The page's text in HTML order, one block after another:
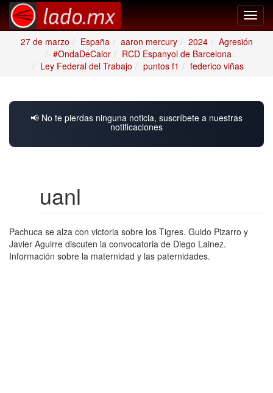
27 de marzo
España aaron mercury 2024
Agresión
#OndaDeCalor
RCD Espanyol de Barcelona
Ley Federal del Trabajo
puntos f1 federico viñas
📢 No te pierdas ninguna noticia, suscríbete a nuestras
notificaciones
uanl
Pachuca se alza con victoria sobre los Tigres. Guido Pizarro y
Javier Aguirre discuten la convocatoria de Diego Lainez.
Información sobre la maternidad y las paternidades.